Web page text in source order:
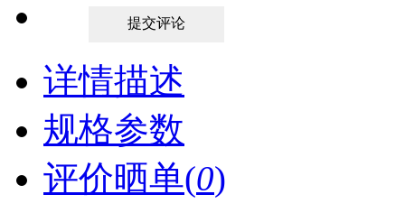
详情描述
规格参数
评价晒单(0)